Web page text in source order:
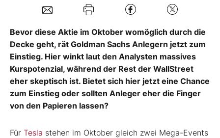
Bevor diese Aktie im Oktober womöglich durch die
Decke geht, rät Goldman Sachs Anlegern jetzt zum
Einstieg. Hier winkt laut den Analysten massives
Kurspotenzial, während der Rest der WallStreet
eher skeptisch ist. Bietet sich hier jetzt eine Chance
zum Einstieg oder sollten Anleger eher die Finger
von den Papieren lassen?
Für Tesla stehen im Oktober gleich zwei Mega-Events